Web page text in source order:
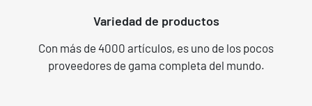
Variedad de productos
Con más de 4000 artículos, es uno de los pocos
proveedores de gama completa del mundo.